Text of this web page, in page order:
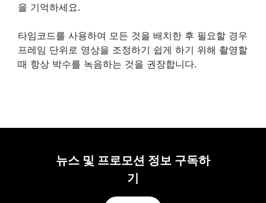
을 기억하세요.
타임코드를 사용하여 모든 것을 배치한 후 필요할 경우
프레임 단위로 영상을 조정하기 쉽게 하기 위해 촬영할
때 항상 박수를 녹음하는 것을 권장합니다.
뉴스 및 프로모션 정보 구독하
기